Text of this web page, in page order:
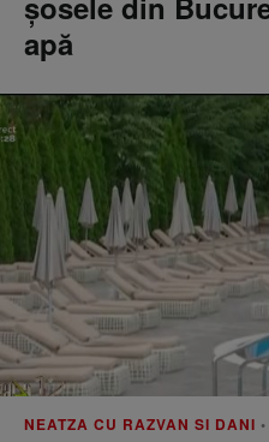
apă
NEATZA CU RAZVAN SI DANI